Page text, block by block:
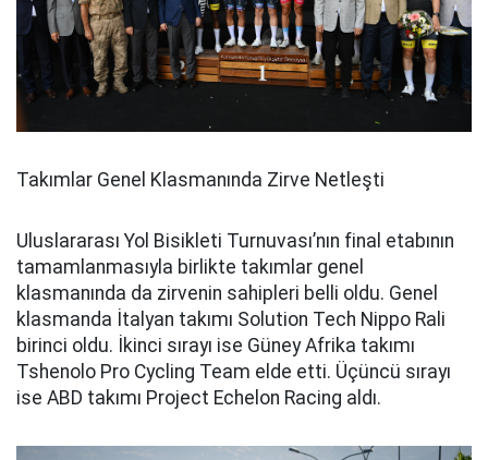
Takımlar Genel Klasmanında Zirve Netleşti
Uluslararası Yol Bisikleti Turnuvası’nın final etabının
tamamlanmasıyla birlikte takımlar genel
klasmanında da zirvenin sahipleri belli oldu. Genel
klasmanda İtalyan takımı Solution Tech Nippo Rali
birinci oldu. İkinci sırayı ise Güney Afrika takımı
Tshenolo Pro Cycling Team elde etti. Üçüncü sırayı
ise ABD takımı Project Echelon Racing aldı.